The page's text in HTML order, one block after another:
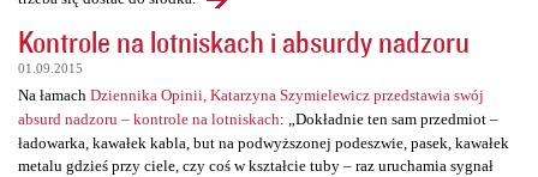
Kontrole na lotniskach i absurdy nadzoru
01.09.2015
Na łamach Dziennika Opinii, Katarzyna Szymielewicz przedstawia swój
absurd nadzoru – kontrole na lotniskach: „Dokładnie ten sam przedmiot –
ładowarka, kawałek kabla, but na podwyższonej podeszwie, pasek, kawałek
metalu gdzieś przy ciele, czy coś w kształcie tuby – raz uruchamia sygnał